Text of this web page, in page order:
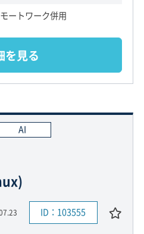
ートワーク併用
を見る
AI
ID：103555